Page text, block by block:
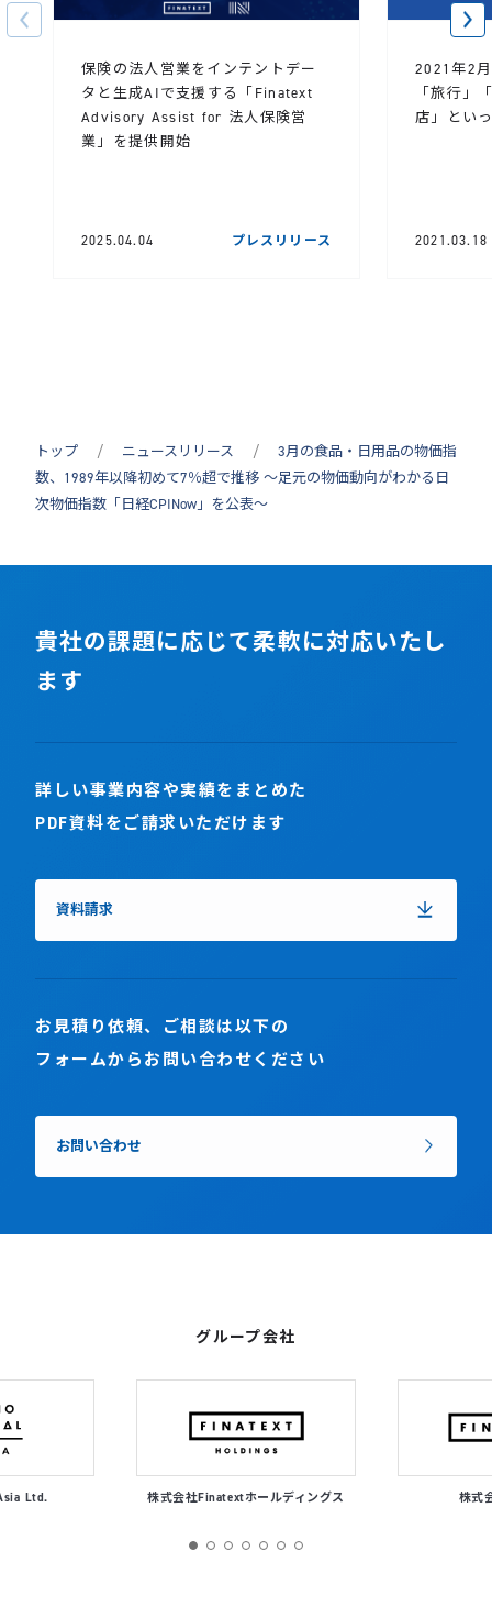
保険の法人営業をインテントデー
タと生成AIで支援する「Finatext
Advisory Assist for 法人保険営
業」を提供開始
2025.04.04 プレスリリース
2021年2
「旅行」
店」とい
2021.03.18
トップ ニュースリリース
3月の食品・日用品の物価指
数、1989年以降初めて7％超で推移 ～足元の物価動向がわかる日
次物価指数「日経CPINow」を公表～
貴社の課題に応じて柔軟に対応いたし
ます
詳しい事業内容や実績をまとめた
PDF資料をご請求いただけます
資料請求
お見積り依頼、ご相談は以下の
フォームからお問い合わせください
お問い合わせ
グループ会社
Ltd. 株式会社Finatextホールディングス 株式